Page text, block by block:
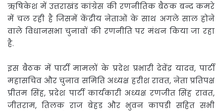
ऋषिकेश में उत्तराखंड कांग्रेस की रणनीतिक बैठक बन्द कमरे
में चल रही है जिसमें केंद्रीय नेताओं के साथ अगले साल होने
वाले विधानसभा चुनावों की रणनीति पर मंथन किया जा रहा
है.
इस बैठक में पार्टी मामलों के प्रदेश प्रभारी देवेंद्र यादव, पार्टी
महासचिव और चुनाव समिति अध्यक्ष हरीश रावत, नेता प्रतिपक्ष
प्रीतम सिंह, प्रदेश पार्टी कार्यकारी अध्यक्ष रणजीत सिंह रावत,
जीतराम, तिलक राज बेहड और भुवन कापडी सहित सभी